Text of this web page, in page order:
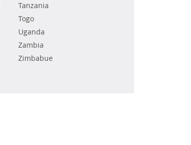
Tanzania
Togo
Uganda
Zambia
Zimbabue